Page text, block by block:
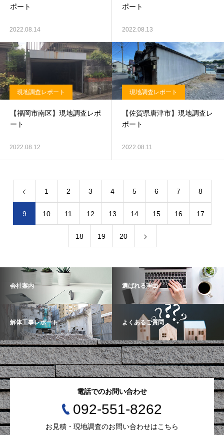
ポート
2022.08.14
ポート
2022.08.13
現地調査レポート
【福岡市南区】現地調査レポ
ート
2022.08.12
現地調査レポート
【佐賀県唐津市】現地調査レ
ポート
2022.08.11
1 2 3 4 5 6 7 8
9 10 11 12 13 14 15 16 17
18 19 20
会社案内 選ばれる理由
解体工事レポート よくあるご質問
電話でのお問い合わせ
092-551-8262
お見積・現地調査のお問い合わせはこちら